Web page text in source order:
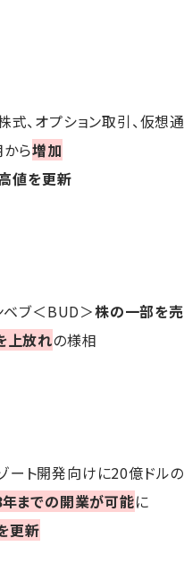
、オプション取引、仮想
ら増加
値を更新
ベブ＜BUD＞株の一部を
上放れの様相
ート開発向けに20億ドル
までの開業が可能に
更新